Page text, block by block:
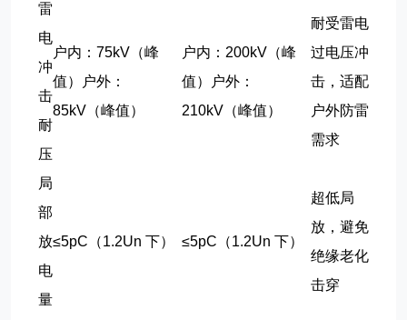
雷
电
冲
击
耐
压
户内：75kV（峰
值）户外：
85kV（峰值）
户内：200kV（峰
值）户外：
210kV（峰值）
耐受雷电
过电压冲
击，适配
户外防雷
需求
局
部
放
电
量
≤5pC（1.2Un 下） ≤5pC（1.2Un 下）
超低局
放，避免
绝缘老化
击穿